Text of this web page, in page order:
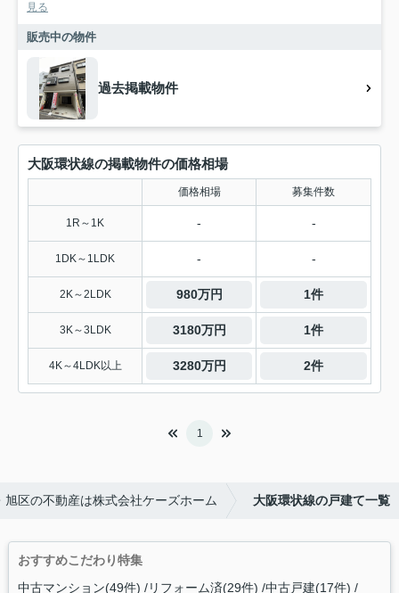
見る
販売中の物件
過去掲載物件
大阪環状線の掲載物件の価格相場
価格相場 募集件数
1R～1K - -
1DK～1LDK - -
2K～2LDK 980万円 1件
3K～3LDK 3180万円 1件
4K～4LDK以上 3280万円 2件
1
旭区の不動産は株式会社ケーズホーム 大阪環状線の戸建て一覧
おすすめこだわり特集
中古マンション(49件) リフォーム済(29件) 中古戸建(17件)